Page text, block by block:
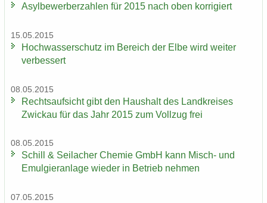
Asyl­be­wer­ber­zah­len für 2015 nach oben kor­ri­giert
15.05.2015
Hoch­was­ser­schutz im Be­reich der Elbe wird wei­ter
ver­bes­sert
08.05.2015
Rechts­auf­sicht gibt den Haus­halt des Land­krei­ses
Zwi­ckau für das Jahr 2015 zum Voll­zug frei
08.05.2015
Schill & Seil­a­cher Che­mie GmbH kann Misch-​ und
Emul­gier­an­la­ge wie­der in Be­trieb neh­men
07.05.2015